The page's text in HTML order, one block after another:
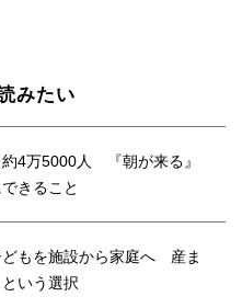
みたい
4万5000人 『朝が来る』
きること
もを施設から家庭へ 産ま
いう選択